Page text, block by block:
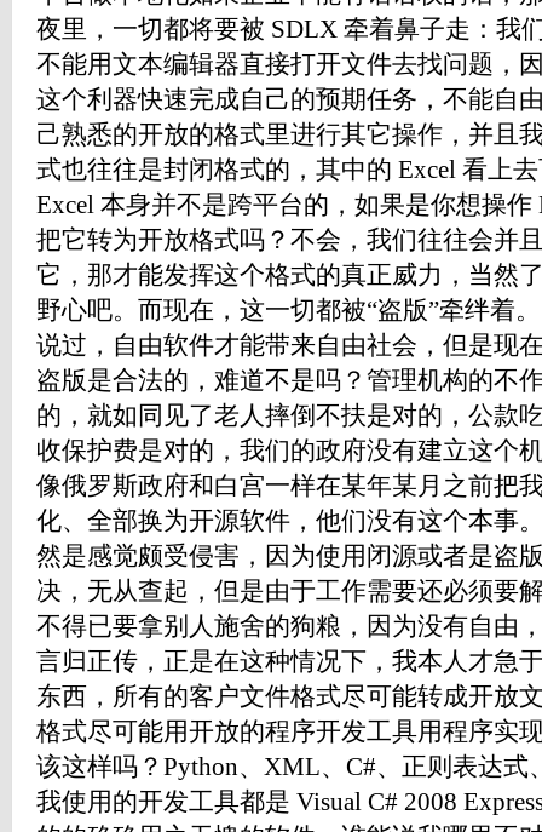
夜里，一切都将要被 SDLX 牵着鼻子走：我
不能用文本编辑器直接打开文件去找问题，
这个利器快速完成自己的预期任务，不能自
己熟悉的开放的格式里进行其它操作，并且
式也往往是封闭格式的，其中的 Excel 看上
Excel 本身并不是跨平台的，如果是你想操
把它转为开放格式吗？不会，我们往往会并
它，那才能发挥这个格式的真正威力，当然
野心吧。而现在，这一切都被“盗版”牵绊
说过，自由软件才能带来自由社会，但是现
盗版是合法的，难道不是吗？管理机构的不
的，就如同见了老人摔倒不扶是对的，公款
收保护费是对的，我们的政府没有建立这个
像俄罗斯政府和白宫一样在某年某月之前把
化、全部换为开源软件，他们没有这个本事
然是感觉颇受侵害，因为使用闭源或者是盗
决，无从查起，但是由于工作需要还必须要
不得已要拿别人施舍的狗粮，因为没有自由
言归正传，正是在这种情况下，我本人才急
东西，所有的客户文件格式尽可能转成开放
格式尽可能用开放的程序开发工具用程序实
该这样吗？Python、XML、C#、正则表达式
我使用的开发工具都是 Visual C# 2008